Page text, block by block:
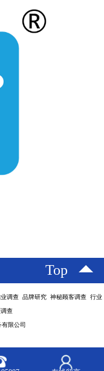
Top
调查 品牌研究 神秘顾客调查 行业
查
限公司